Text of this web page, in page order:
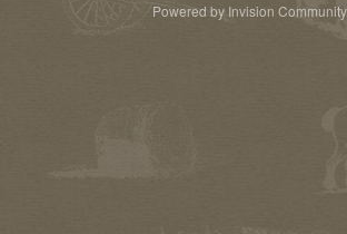
Powered by Invision Community